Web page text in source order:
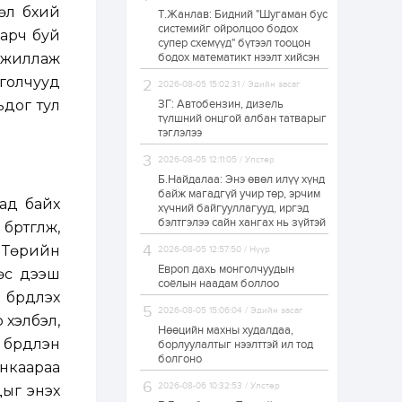
бүхий
буй
тул
байх
Төрийн
дээш
энэхүү
Н.Номтойбаяр:
Аймгуудад
тулгамдаж буй
асуудлуудыг долоо
хоног бүр Засгийн
газрын...
1 өдөр 0
УИХ-ын дарга
С.Бямбацогт төрийг
тахих төрийн
тахилгад оролцлоо
1 өдөр 3 0
“Хотын дарга сонсож
байна” 150150 тусгай
дугаарыг
наймдугаар сарын
1 өдөр
“Чингис хаан” олон
улсын нисэх буудал
руу нийтийн тээврийн
автобус 24 цагаар
Т.Жанлав: Бидний "Шугаман бус
системийг ойролцоо бодох
супер схемүүд" бүтээл тооцон
бодох математикт нээлт хийсэн
2026-08-05 15:02:31 / Эдийн засаг
ЗГ: Автобензин, дизель
түлшний онцгой албан татварыг
тэглэлээ
2026-08-05 12:11:05 / Улстөр
Б.Найдалаа: Энэ өвөл илүү хүнд
байж магадгүй учир төр, эрчим
хүчний байгууллагууд, иргэд
бэлтгэлээ сайн хангах нь зүйтэй
2026-08-05 12:57:50 / Нүүр
Европ дахь монголчуудын
соёлын наадам боллоо
2026-08-05 15:06:04 / Эдийн засаг
Нөөцийн махны худалдаа,
борлуулалтыг нээлттэй ил тод
болгоно
2026-08-06 10:32:53 / Улстөр